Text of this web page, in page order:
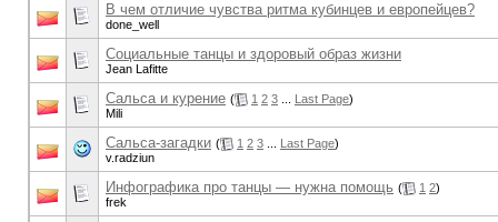
В чем отличие чувства ритма кубинцев и европейцев?
done_well
Социальные танцы и здоровый образ жизни
Jean Lafitte
Сальса и курение ( 1 2 3 Last Page)
Mili
Сальса-загадки ( 1 2 3 Last Page)
v.radziun
Инфографика про танцы — нужна помощь ( 1 2)
frek